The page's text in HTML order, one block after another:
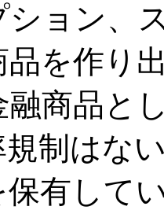
ョン、
品を作り
商品と
規制はな
有して